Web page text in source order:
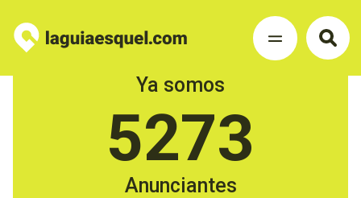
Ya somos
5273
Anunciantes